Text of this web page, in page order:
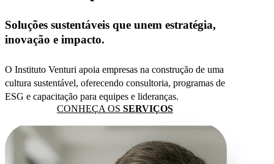
Soluções sustentáveis que unem estratégia,
inovação e impacto.
O Instituto Venturi apoia empresas na construção de uma
cultura sustentável, oferecendo consultoria, programas de
ESG e capacitação para equipes e lideranças.
CONHEÇA OS SERVIÇOS